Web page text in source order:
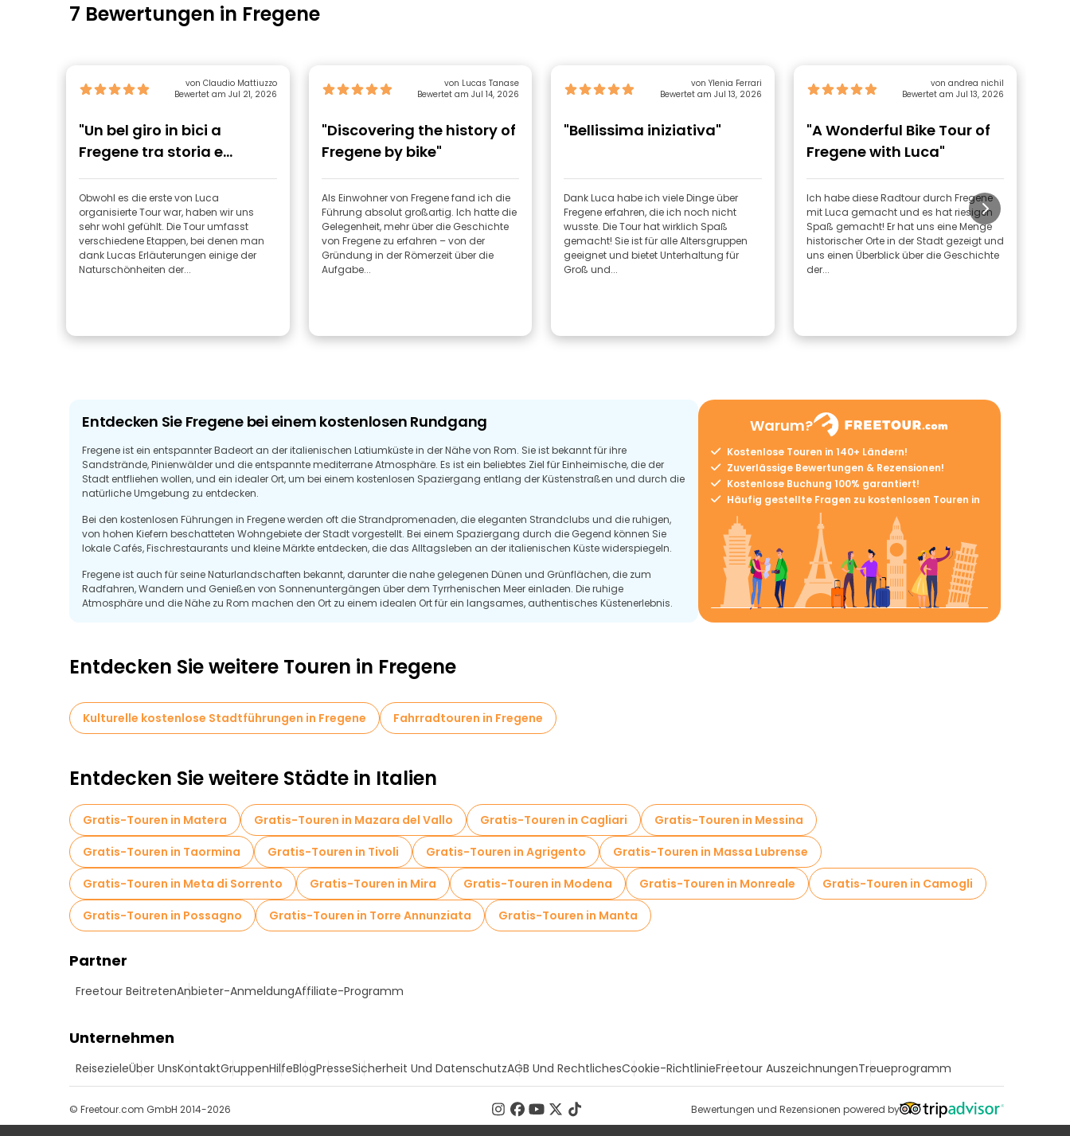
7 Bewertungen in Fregene
von Claudio Mattiuzzo
Bewertet am Jul 21, 2026
"Un bel giro in bici a
Fregene tra storia e
natura"
Obwohl es die erste von Luca
organisierte Tour war, haben wir uns
sehr wohl gefühlt. Die Tour umfasst
verschiedene Etappen, bei denen man
dank Lucas Erläuterungen einige der
Naturschönheiten der...
von Lucas Tanase
Bewertet am Jul 14, 2026
"Discovering the history of
Fregene by bike"
Als Einwohner von Fregene fand ich die
Führung absolut großartig. Ich hatte die
Gelegenheit, mehr über die Geschichte
von Fregene zu erfahren – von der
Gründung in der Römerzeit über die
Aufgabe...
von Ylenia Ferrari
Bewertet am Jul 13, 2026
"Bellissima iniziativa"
Dank Luca habe ich viele Dinge über
Fregene erfahren, die ich noch nicht
wusste. Die Tour hat wirklich Spaß
gemacht! Sie ist für alle Altersgruppen
geeignet und bietet Unterhaltung für
Groß und...
von andrea nichil
Bewertet am Jul 13, 2026
"A Wonderful Bike Tour of
Fregene with Luca"
Ich habe diese Radtour durch Fregene
mit Luca gemacht und es hat riesigen
Spaß gemacht! Er hat uns eine Menge
historischer Orte in der Stadt gezeigt und
uns einen Überblick über die Geschichte
der...
Entdecken Sie Fregene bei einem kostenlosen Rundgang
Fregene ist ein entspannter Badeort an der italienischen Latiumküste in der Nähe von Rom. Sie ist bekannt für ihre
Sandstrände, Pinienwälder und die entspannte mediterrane Atmosphäre. Es ist ein beliebtes Ziel für Einheimische, die der
Stadt entfliehen wollen, und ein idealer Ort, um bei einem kostenlosen Spaziergang entlang der Küstenstraßen und durch die
natürliche Umgebung zu entdecken.
Bei den kostenlosen Führungen in Fregene werden oft die Strandpromenaden, die eleganten Strandclubs und die ruhigen,
von hohen Kiefern beschatteten Wohngebiete der Stadt vorgestellt. Bei einem Spaziergang durch die Gegend können Sie
lokale Cafés, Fischrestaurants und kleine Märkte entdecken, die das Alltagsleben an der italienischen Küste widerspiegeln.
Fregene ist auch für seine Naturlandschaften bekannt, darunter die nahe gelegenen Dünen und Grünflächen, die zum
Radfahren, Wandern und Genießen von Sonnenuntergängen über dem Tyrrhenischen Meer einladen. Die ruhige
Atmosphäre und die Nähe zu Rom machen den Ort zu einem idealen Ort für ein langsames, authentisches Küstenerlebnis.
Warum?
Kostenlose Touren in 140+ Ländern!
Zuverlässige Bewertungen & Rezensionen!
Kostenlose Buchung 100% garantiert!
Häufig gestellte Fragen zu kostenlosen Touren in
Entdecken Sie weitere Touren in Fregene
Kulturelle kostenlose Stadtführungen in Fregene Fahrradtouren in Fregene
Entdecken Sie weitere Städte in Italien
Gratis-Touren in Matera Gratis-Touren in Mazara del Vallo Gratis-Touren in Cagliari
Gratis-Touren in Messina
Gratis-Touren in Taormina
Gratis-Touren in Tivoli Gratis-Touren in Agrigento
Gratis-Touren in Massa Lubrense
Gratis-Touren in Meta di Sorrento
Gratis-Touren in Mira Gratis-Touren in Modena Gratis-Touren in Monreale
Gratis-Touren in Camogli
Gratis-Touren in Possagno
Gratis-Touren in Torre Annunziata Gratis-Touren in Manta
Partner
Freetour BeitretenAnbieter-AnmeldungAffiliate-Programm
Unternehmen
ReisezieleÜber UnsKontaktGruppenHilfeBlogPresseSicherheit Und DatenschutzAGB Und RechtlichesCookie-RichtlinieFreetour AuszeichnungenTreueprogramm
Bewertungen und Rezensionen powered by
© Freetour.com GmbH 2014-2026